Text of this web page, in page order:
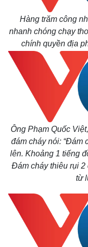
Thế giới
Quan sát
Cuộc sống đó đây
Hàng trăm công
nhanh chóng chạy
chính quyền địa
Ông Phạm Quốc
đám cháy nói: “Đám
lên. Khoảng 1 tiếng
Đám cháy thiêu rụi 2
từ